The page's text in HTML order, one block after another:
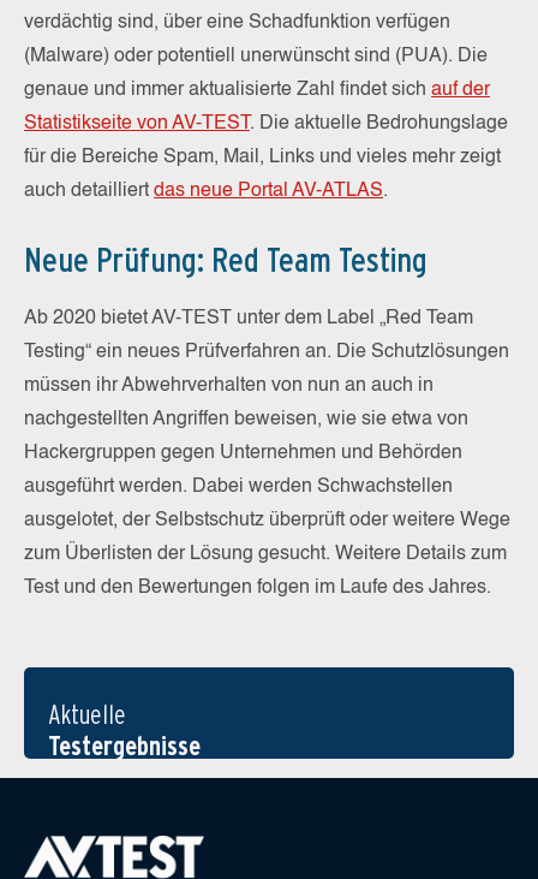
verdächtig sind, über eine Schadfunktion verfügen
(Malware) oder potentiell unerwünscht sind (PUA). Die
genaue und immer aktualisierte Zahl findet sich auf der
Statistikseite von AV-TEST . Die aktuelle Bedrohungslage
für die Bereiche Spam, Mail, Links und vieles mehr zeigt
auch detailliert das neue Portal AV-ATLAS.
Neue Prüfung: Red Team Testing
Ab 2020 bietet AV-TEST unter dem Label „Red Team
Testing“ ein neues Prüfverfahren an. Die Schutzlösungen
müssen ihr Abwehrverhalten von nun an auch in
nachgestellten Angriffen beweisen, wie sie etwa von
Hackergruppen gegen Unternehmen und Behörden
ausgeführt werden. Dabei werden Schwachstellen
ausgelotet, der Selbstschutz überprüft oder weitere Wege
zum Überlisten der Lösung gesucht. Weitere Details zum
Test und den Bewertungen folgen im Laufe des Jahres.
Aktuelle
Testergebnisse